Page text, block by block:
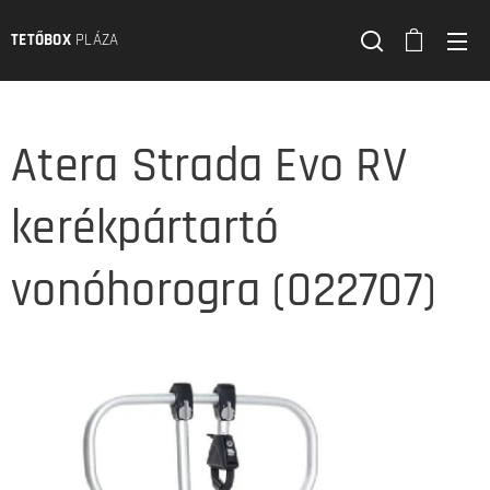
TETŐBOXPLÁZA
Atera Strada Evo RV
kerékpártartó
vonóhorogra (022707)